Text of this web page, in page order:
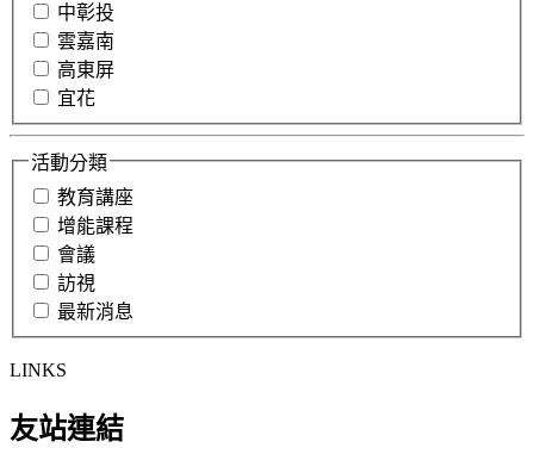
中彰投
雲嘉南
高東屏
宜花
活動分類
教育講座
增能課程
會議
訪視
最新消息
LINKS
友站連結